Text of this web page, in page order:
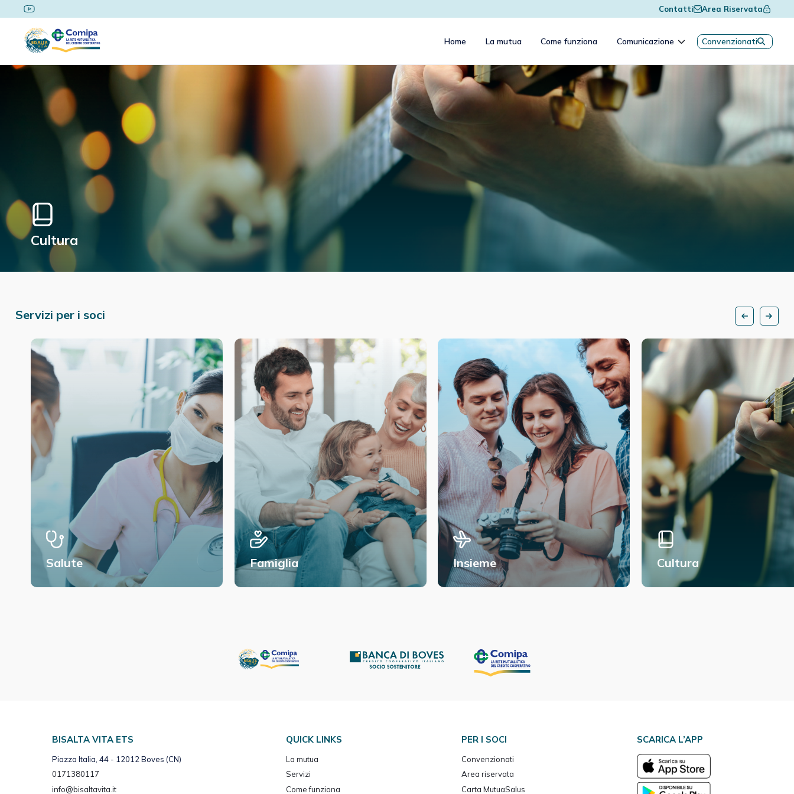
Contatti Area Riservata
Home La mutua Come funziona Comunicazione Convenzionati
Cultura
Servizi per i soci
Salute Famiglia Insieme Cultura
BISALTA VITA ETS
Piazza Italia, 44 - 12012 Boves (CN)
0171380117
info@bisaltavita.it
QUICK LINKS
La mutua
Servizi
Come funziona
PER I SOCI
Convenzionati
Area riservata
Carta MutuaSalus
SCARICA L’APP